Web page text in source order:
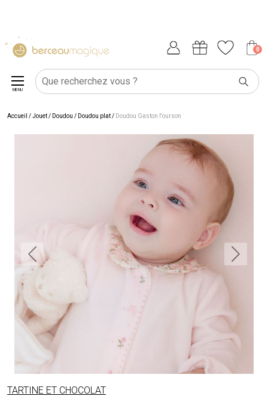
0
MENU
Accueil /Jouet/ Doudou / Doudou plat/ Doudou Gaston l'ourson
TARTINE ET CHOCOLAT